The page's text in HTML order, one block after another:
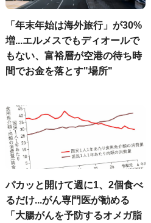
「年末年始は海外旅行」が30%
増...エルメスでもディオールで
もない、富裕層が空港の待ち時
間でお金を落とす"場所"
パカッと開けて週に1、2個食べ
るだけ...がん専門医が勧める
「大腸がんを予防するオメガ脂